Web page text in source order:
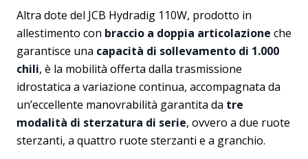
Altra dote del JCB Hydradig 110W, prodotto in
allestimento con braccio a doppia articolazione che
garantisce una capacità di sollevamento di 1.000
chili, è la mobilità offerta dalla trasmissione
idrostatica a variazione continua, accompagnata da
un’eccellente manovrabilità garantita da tre
modalità di sterzatura di serie, ovvero a due ruote
sterzanti, a quattro ruote sterzanti e a granchio.